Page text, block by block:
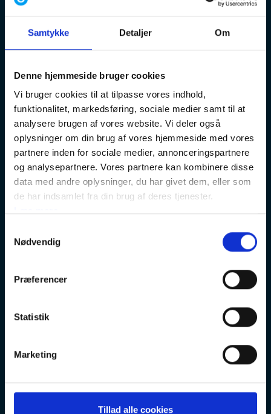
Samtykke Detaljer Om
Denne hjemmeside bruger cookies
Vi bruger cookies til at tilpasse vores indhold,
funktionalitet, markedsføring, sociale medier samt til at
analysere brugen af vores website. Vi deler også
oplysninger om din brug af vores hjemmeside med vores
partnere inden for sociale medier, annonceringspartnere
og analysepartnere. Vores partnere kan kombinere disse
data med andre oplysninger, du har givet dem, eller som
de har indsamlet fra din brug af deres tjenester.
Nødvendig
Præferencer
Statistik
Marketing
Tillad alle cookies
konsultation!